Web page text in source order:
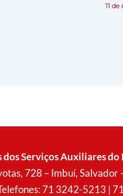
11
Serviços Auxiliares
728 – Imbuí,
71 3242-5213 |